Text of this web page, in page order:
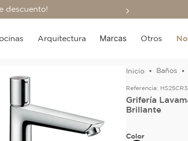
descuento!
Arquitectura Marcas Otros
Baños
Referencia:
Grifería
Brillante
Color